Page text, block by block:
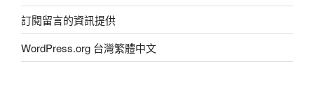
訂閱留言的資訊提供
WordPress.org 台灣繁體中文